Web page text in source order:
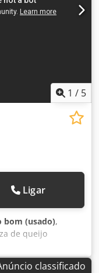
1 / 5
Ligar
bom (usado),
de queijo
máquina de
fundo, 3Ph
classificado